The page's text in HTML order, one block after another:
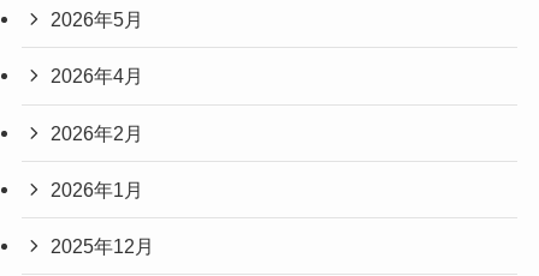
2026年5月
2026年4月
2026年2月
2026年1月
2025年12月